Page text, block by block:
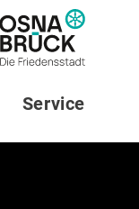
LOGO STADT
OSNABRÜCK
Service